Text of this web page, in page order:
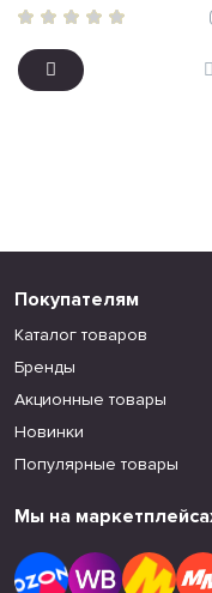
Покупателям
Каталог товаров
Бренды
Акционные товары
Новинки
Популярные товары
Мы на